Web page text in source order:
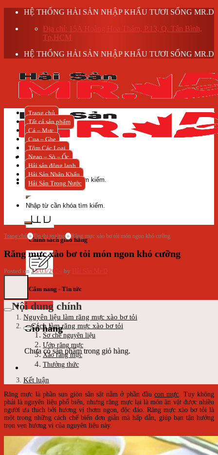
Skip
content
HỆ THỐNG HẢI SẢN NHẬP KHẨU TƯƠI SỐNG MR.D
Địa chỉ: 15A Hoàng Hoa Thám, P.13, Q. Tân Bình,
Tp.HCM
HỆ THỐNG HẢI SẢN NHẬP KHẨU TƯƠI SỐNG MR.D
Tìm
kiếm:
Chính sách giao hàng
Cẩm nang - Tin tức
Giỏ hàng
Giỏ hàng
Chưa có sản phẩm trong giỏ hàng.
Trang chủ
Tất cả sản phẩm
Cá – Mực
Cua – Ghẹ
Tôm Các Loại
Ngao – Sò – Ốc
Hải sản đông lạnh
Hải Sản Nhập Khẩu
Hải Sản Trong Nước
Tìm
kiếm:
Trang chủ»Tin thị trường»Răng mực xào bơ tỏi món ngon khó cưỡng
Răng mực xào bơ tỏi món ngon khó cưỡng
Posted on25/03/2024 by
Nội dung chính
Nguyên liệu làm răng mực xào bơ tỏi
Cách làm răng mực xào bơ tỏi
Sơ chế nguyên liệu
Ướp răng mực
Xào răng mực
Thưởng thức
Kết luận
Răng mực là phần sụn giòn sần sật nằm ở phần đầucon mực. Tuy không
phải là nguyên liệu phổ biến, nhưng răng mực lại là món ăn vặt được nhiều
người ưa thích bởi hương vị thơm ngon, độc đáo. Răng mực xào bơ tỏi là
một trong những cách chế biến đơn giản mà hấp dẫn, giúp bạn tận hưởng
trọn vẹn hương vị của nguyên liệu này.